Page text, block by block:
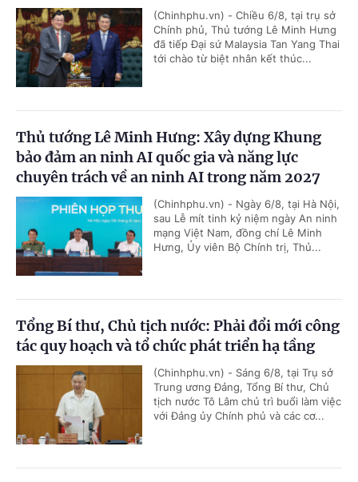
(Chinhphu.vn) - Chiều 6/8, tại trụ sở
Chính phủ, Thủ tướng Lê Minh Hưng
đã tiếp Đại sứ Malaysia Tan Yang Thai
tới chào từ biệt nhân kết thúc...
Thủ tướng Lê Minh Hưng: Xây dựng Khung
bảo đảm an ninh AI quốc gia và năng lực
chuyên trách về an ninh AI trong năm 2027
(Chinhphu.vn) - Ngày 6/8, tại Hà Nội,
sau Lễ mít tinh kỷ niệm ngày An ninh
mạng Việt Nam, đồng chí Lê Minh
Hưng, Ủy viên Bộ Chính trị, Thủ...
Tổng Bí thư, Chủ tịch nước: Phải đổi mới công
tác quy hoạch và tổ chức phát triển hạ tầng
(Chinhphu.vn) - Sáng 6/8, tại Trụ sở
Trung ương Đảng, Tổng Bí thư, Chủ
tịch nước Tô Lâm chủ trì buổi làm việc
với Đảng ủy Chính phủ và các cơ...